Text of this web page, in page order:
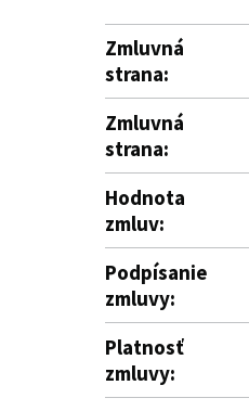
Zmluvná
strana:
Zmluvná
strana:
Hodnota
zmluv:
Podpísanie
zmluvy:
Platnosť
zmluvy: